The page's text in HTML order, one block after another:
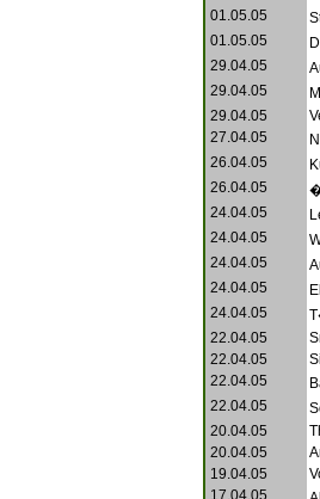
01.05.05
01.05.05
29.04.05
29.04.05
29.04.05
27.04.05
26.04.05
26.04.05
24.04.05
24.04.05
24.04.05
24.04.05
24.04.05
22.04.05
22.04.05
22.04.05
22.04.05
20.04.05
20.04.05
19.04.05
17.04.05